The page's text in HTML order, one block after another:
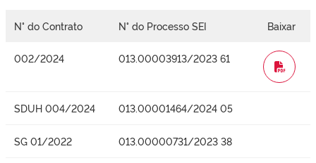
N° do Contrato N° do Processo SEI Baixar
002/2024 013.00003913/2023 61
WORD
SDUH 004/2024 013.00001464/2024 05
SG 01/2022 013.00000731/2023 38